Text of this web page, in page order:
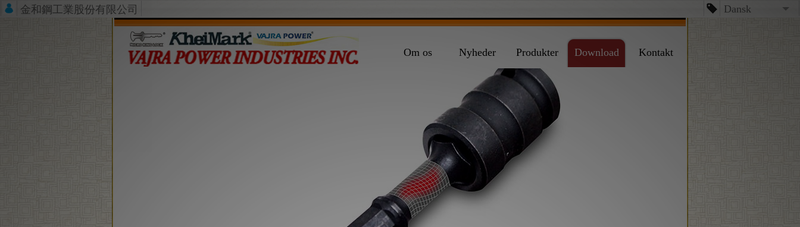
金和鋼工業股份有限公司
Dansk
Om os Nyheder Produkter Download Kontakt